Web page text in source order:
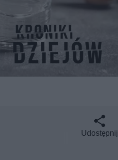
Udostępnij